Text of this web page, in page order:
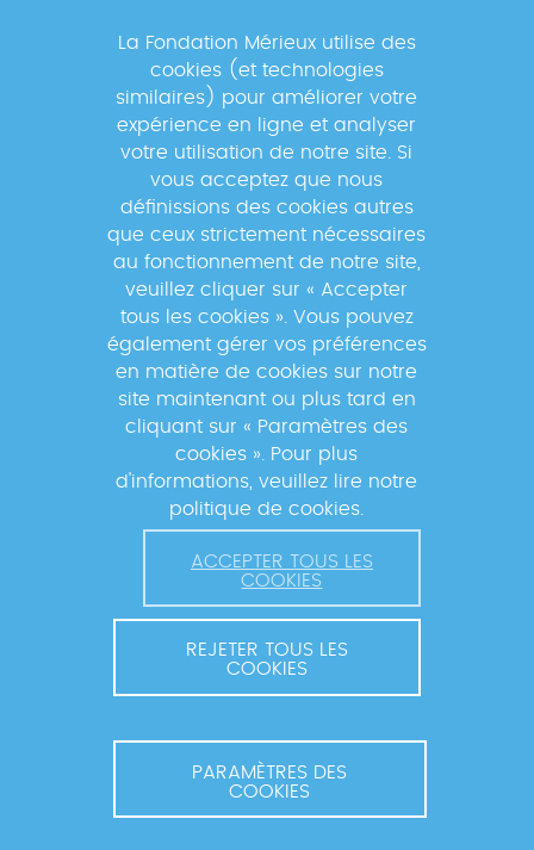
Newsletter
Inscrivez-vous à la newsletter pour
suivre les actualités du réseau GABRIEL
En s'inscrivant à la newsletter, vos données seront
traitées par la Fondation Mérieux pour vous envoyer des
informations sur nos activités et vous informer des
événements à venir. Pour plus d'informations, veuillez
Politique de confidentialité
CONTACT ET COORDINATION MENTIONS LÉGALES
POLITIQUE DE CONFIDENTIALITÉ
La Fondation Mérieux utilise des
cookies (et technologies
similaires) pour améliorer votre
expérience en ligne et analyser
votre utilisation de notre site. Si
vous acceptez que nous
définissions des cookies autres
que ceux strictement nécessaires
au fonctionnement de notre site,
veuillez cliquer sur « Accepter
tous les cookies ». Vous pouvez
également gérer vos préférences
en matière de cookies sur notre
site maintenant ou plus tard en
cliquant sur « Paramètres des
cookies ». Pour plus
d'informations, veuillez lire notre
politique de cookies.
ACCEPTER TOUS LES
COOKIES
REJETER TOUS LES
COOKIES
PARAMÈTRES DES
COOKIES